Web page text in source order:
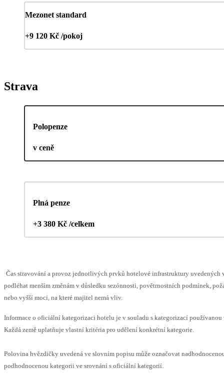
Mezonet standard
+9 120 Kč /pokoj
Strava
Polopenze
v ceně
Plná penze
+3 380 Kč /celkem
Čas stravování a provoz jednotlivých prvků hotelové infrastruktury uvedených
podléhat menším změnám v důsledku sezónnosti, povětrnostních podmínek,
nebo vyšší moci, na které majitel nemá vliv.
Informace o oficiální kategorizaci hotelu je v souladu s kategorizací používanou
Každá země uplatňuje vlastní kritéria pro udělení konkrétní kategorie.
Polovina hvězdičky uvedená ve slovním popisu může označovat
podhodnocenou kategorii ve srovnání s oficiální kategorií.